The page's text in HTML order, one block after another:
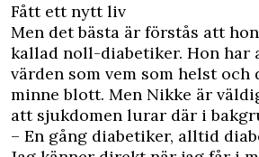
Fått ett nytt liv
Men det bästa är förstås att
kallad noll-diabetiker. Hon har
värden som vem som helst och
minne blott. Men Nikke är
att sjukdomen lurar där i
– En gång diabetiker, alltid